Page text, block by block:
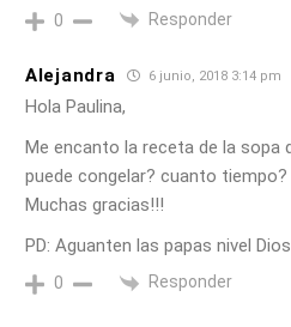
0 Responder
Alejandra 6 junio, 2018 3:14 pm
Hola Paulina,
Me encanto la receta de la sopa
puede congelar? cuanto tiempo?
Muchas gracias!!!
PD: Aguanten las papas nivel
0 Responder